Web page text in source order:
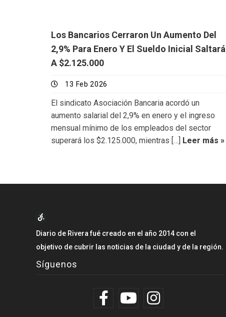
Los Bancarios Cerraron Un Aumento Del
2,9% Para Enero Y El Sueldo Inicial Saltará
A $2.125.000
13 Feb 2026
El sindicato Asociación Bancaria acordó un
aumento salarial del 2,9% en enero y el ingreso
mensual mínimo de los empleados del sector
superará los $2.125.000, mientras […]
Leer más »
Diario de Rivera fué creado en el año 2014 con el
objetivo de cubrir las noticias de la ciudad y de la región.
Síguenos